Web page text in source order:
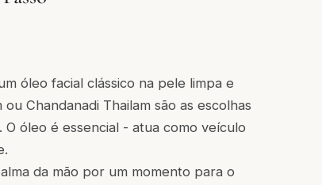
óleo facial clássico na pele limpa e
Chandanadi Thailam são as escolhas
. O óleo é essencial - atua como veículo
da mão por um momento para o